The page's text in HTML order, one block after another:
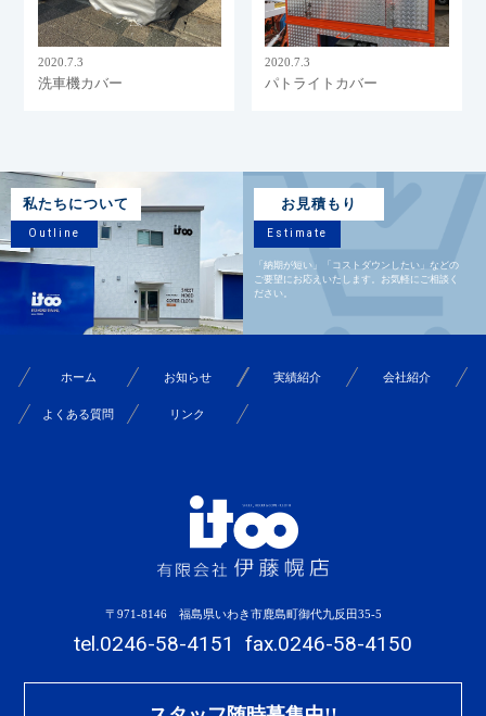
2020.7.3
洗車機カバー
2020.7.3
パトライトカバー
私たちについて
Outline
お見積もり
Estimate
「納期が短い」「コストダウンしたい」などの
ご要望にお応えいたします。お気軽にご相談く
ださい。
ホーム お知らせ 実績紹介 会社紹介
よくある質問 リンク
〒971-8146 福島県いわき市鹿島町御代九反田35-5
tel.0246-58-4151 fax.0246-58-4150